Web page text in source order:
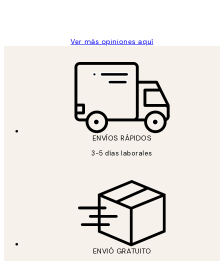
Ver más opiniones aquí
ENVÍOS RÁPIDOS
3-5 días laborales
ENVIÓ GRATUITO